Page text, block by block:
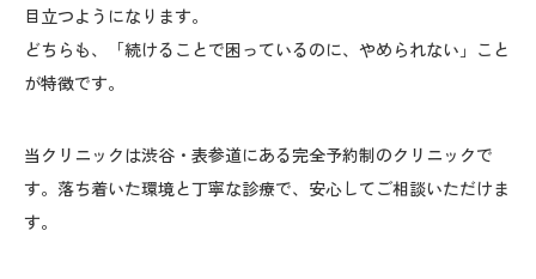
目立つようになります。
どちらも、「続けることで困っているのに、やめられない」こと
が特徴です。
当クリニックは渋谷・表参道にある完全予約制のクリニックで
す。落ち着いた環境と丁寧な診療で、安心してご相談いただけま
す。